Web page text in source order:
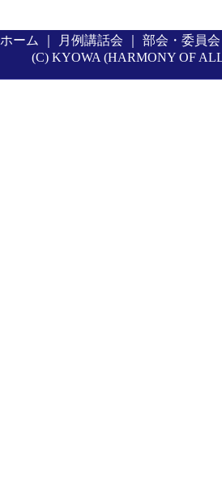
ホーム 月例講話会 部会・委員会
(C) KYOWA (HARMONY OF